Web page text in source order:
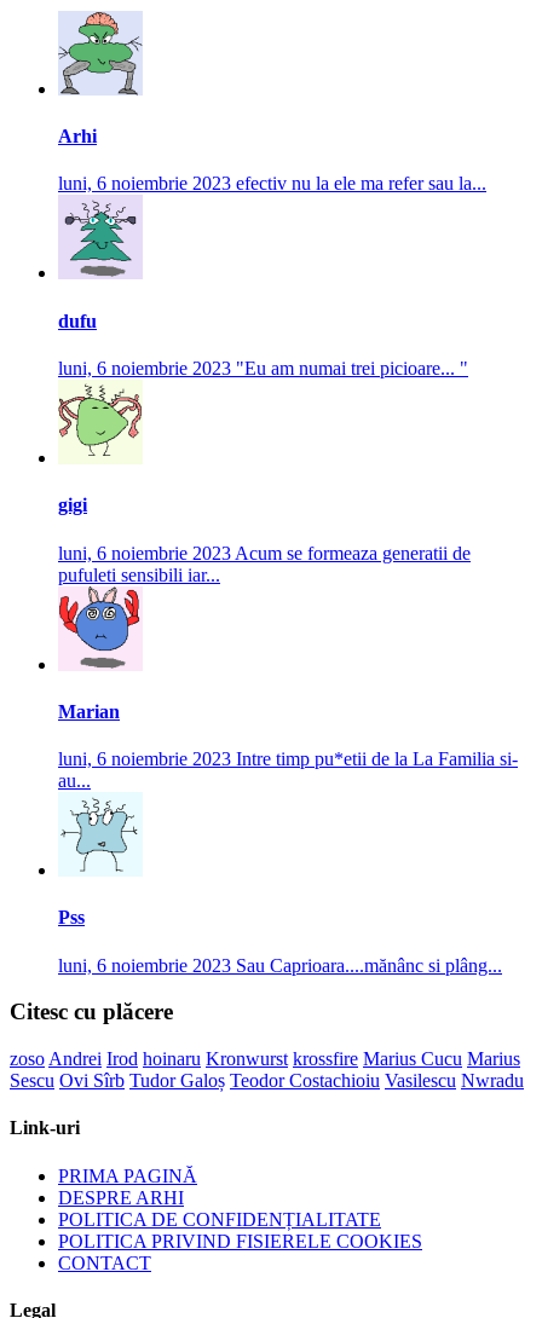
Arhi
luni, 6 noiembrie 2023 efectiv nu la ele ma refer sau la...
dufu
luni, 6 noiembrie 2023 "Eu am numai trei picioare... "
gigi
luni, 6 noiembrie 2023 Acum se formeaza generatii de
pufuleti sensibili iar...
Marian
luni, 6 noiembrie 2023 Intre timp pu*etii de la La Familia si-
au...
Pss
luni, 6 noiembrie 2023 Sau Caprioara....mănânc si plâng...
Citesc cu plăcere
zoso Andrei Irod hoinaru Kronwurst krossfire Marius Cucu Marius
Sescu Ovi Sîrb Tudor Galoș Teodor Costachioiu Vasilescu Nwradu
Link-uri
PRIMA PAGINĂ
DESPRE ARHI
POLITICA DE CONFIDENȚIALITATE
POLITICA PRIVIND FISIERELE COOKIES
CONTACT
Legal